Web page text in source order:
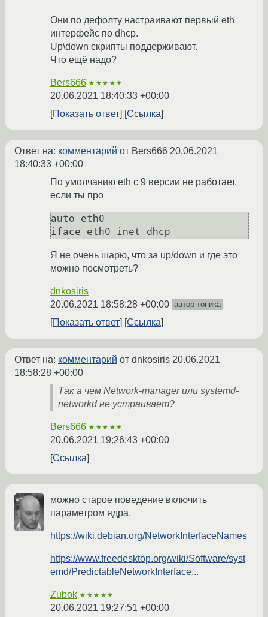
Они по дефолту настраивают первый eth
интерфейс по dhcp.
Up\down скрипты поддерживают.
Что ещё надо?
Bers666 ★★★★★
20.06.2021 18:40:33 +00:00
Показать ответ
Ссылка
Ответ на: комментарий от Bers666 20.06.2021
18:40:33 +00:00
По умолчанию eth с 9 версии не работает,
если ты про
auto eth0
Я не очень шарю, что за up/down и где это
можно посмотреть?
dnkosiris
20.06.2021 18:58:28 +00:00 автор топика
Показать ответ Ссылка
Ответ на: комментарий от dnkosiris 20.06.2021
18:58:28 +00:00
Так а чем Network-manager или systemd-
networkd не устраивает?
Bers666 ★★★★★
20.06.2021 19:26:43 +00:00
Ссылка
можно старое поведение включить
параметром ядра.
https://wiki.debian.org/NetworkInterfaceNames
https://www.freedesktop.org/wiki/Software/syst
emd/PredictableNetworkInterface...
Zubok ★★★★★
20.06.2021 19:27:51 +00:00